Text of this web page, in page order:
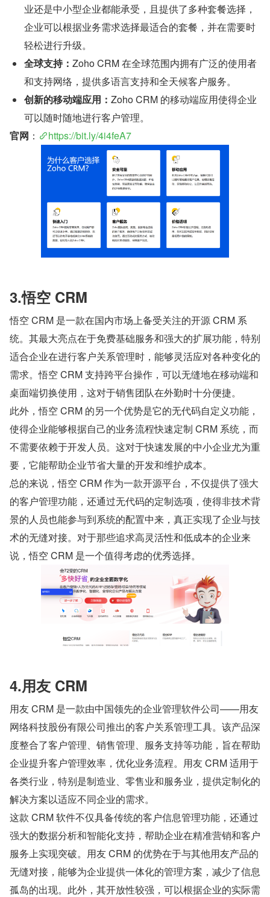
业还是中小型企业都能承受，且提供了多种套餐选择，
企业可以根据业务需求选择最适合的套餐，并在需要时
轻松进行升级。
全球支持： Zoho CRM 在全球范围内拥有广泛的使用者
和支持网络，提供多语言支持和全天候客户服务。
创新的移动端应用： Zoho CRM 的移动端应用使得企业
可以随时随地进行客户管理。
官网 ： https://bit.ly/4i4feA7
3.悟空 CRM
悟空 CRM 是一款在国内市场上备受关注的开源 CRM 系
统。其最大亮点在于免费基础服务和强大的扩展功能，特别
适合企业在进行客户关系管理时，能够灵活应对各种变化的
需求。悟空 CRM 支持跨平台操作，可以无缝地在移动端和
桌面端切换使用，这对于销售团队在外勤时十分便捷。
此外，悟空 CRM 的另一个优势是它的无代码自定义功能，
使得企业能够根据自己的业务流程快速定制 CRM 系统，而
不需要依赖于开发人员。这对于快速发展的中小企业尤为重
要，它能帮助企业节省大量的开发和维护成本。
总的来说，悟空 CRM 作为一款开源平台，不仅提供了强大
的客户管理功能，还通过无代码的定制选项，使得非技术背
景的人员也能参与到系统的配置中来，真正实现了企业与技
术的无缝对接。对于那些追求高灵活性和低成本的企业来
说，悟空 CRM 是一个值得考虑的优秀选择。
4.用友 CRM
用友 CRM 是一款由中国领先的企业管理软件公司——用友
网络科技股份有限公司推出的客户关系管理工具。该产品深
度整合了客户管理、销售管理、服务支持等功能，旨在帮助
企业提升客户管理效率，优化业务流程。用友 CRM 适用于
各类行业，特别是制造业、零售业和服务业，提供定制化的
解决方案以适应不同企业的需求。
这款 CRM 软件不仅具备传统的客户信息管理功能，还通过
强大的数据分析和智能化支持，帮助企业在精准营销和客户
服务上实现突破。用友 CRM 的优势在于与其他用友产品的
无缝对接，能够为企业提供一体化的管理方案，减少了信息
孤岛的出现。此外，其开放性较强，可以根据企业的实际需